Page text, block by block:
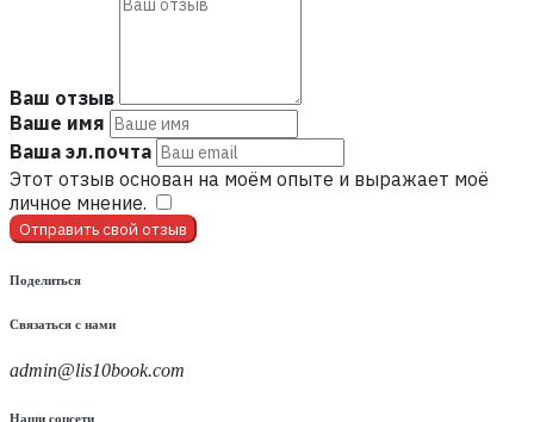
Ваш отзыв
Ваше имя
Ваша эл.почта
Этот отзыв основан на моём опыте и выражает моё
личное мнение.
Отправить свой отзыв
Поделиться
Связаться с нами
admin@lis10book.com
Наши соцсети